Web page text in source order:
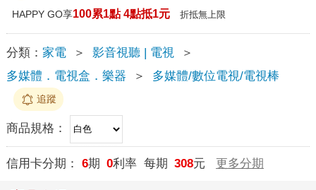
HAPPY GO享100累1點 4點抵1元 折抵無上限
分類： 家電 ＞ 影音視聽 | 電視
＞
多媒體．電視盒．樂器
＞ 多媒體/數位電視/電視棒
追蹤
商品規格：
信用卡分期： 6期 0利率 每期 308元 更多分期